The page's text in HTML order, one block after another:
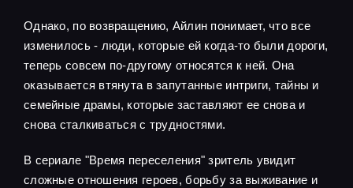
Однако, по возвращению, Айлин понимает, что все
изменилось - люди, которые ей когда-то были дороги,
теперь совсем по-другому относятся к ней. Она
оказывается втянута в запутанные интриги, тайны и
семейные драмы, которые заставляют ее снова и
снова сталкиваться с трудностями.
В сериале "Время переселения" зритель увидит
сложные отношения героев, борьбу за выживание и